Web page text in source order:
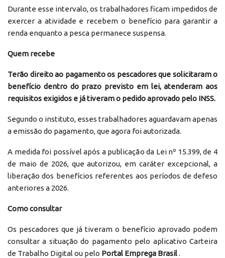
Durante esse intervalo, os trabalhadores ficam impedidos de
exercer a atividade e recebem o benefício para garantir a
renda enquanto a pesca permanece suspensa.
Quem recebe
Terão direito ao pagamento os pescadores que solicitaram o
benefício dentro do prazo previsto em lei, atenderam aos
requisitos exigidos e já tiveram o pedido aprovado pelo INSS.
Segundo o instituto, esses trabalhadores aguardavam apenas
a emissão do pagamento, que agora foi autorizada.
A medida foi possível após a publicação da Lei nº 15.399, de 4
de maio de 2026, que autorizou, em caráter excepcional, a
liberação dos benefícios referentes aos períodos de defeso
anteriores a 2026.
Como consultar
Os pescadores que já tiveram o benefício aprovado podem
consultar a situação do pagamento pelo aplicativo Carteira
de Trabalho Digital ou pelo Portal Emprega Brasil.